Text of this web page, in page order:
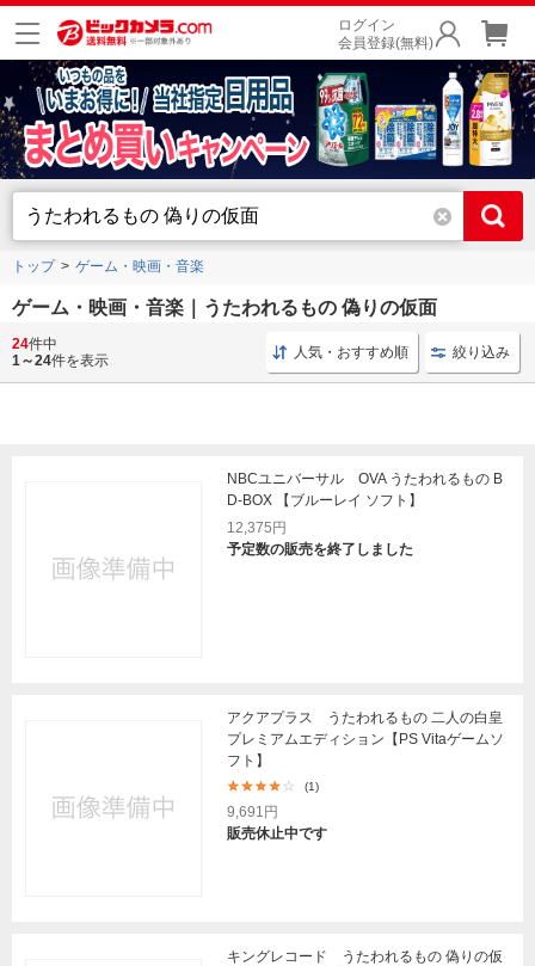
ログイン
会員登録(無料)
トップ ゲーム・映画・音楽
ゲーム・映画・音楽｜うたわれるもの 偽りの仮面
ブルーレイ 洋画 コミックス 講談社 通常版 邦楽
24件中
1～24件を表示 人気・おすすめ順 絞り込み
NBCユニバーサル OVA うたわれるもの B
D-BOX 【ブルーレイ ソフト】
12,375円
予定数の販売を終了しました
アクアプラス うたわれるもの 二人の白皇
プレミアムエディション【PS Vitaゲームソ
フト】
(1)
9,691円
販売休止中です
キングレコード うたわれるもの 偽りの仮